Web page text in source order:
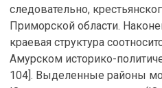
следовательно,
Приморской области.
краевая структура
Амурском историко-
104]. Выделенные районы